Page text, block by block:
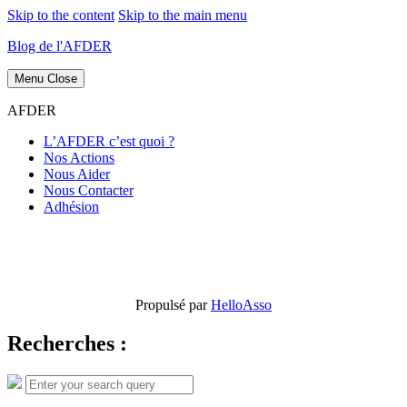
Skip to the content Skip to the main menu
Blog de l'AFDER
Menu Close
AFDER
L’AFDER c’est quoi ?
Nos Actions
Nous Aider
Nous Contacter
Adhésion
Propulsé parHelloAsso
Recherches :
Search
for:
Search